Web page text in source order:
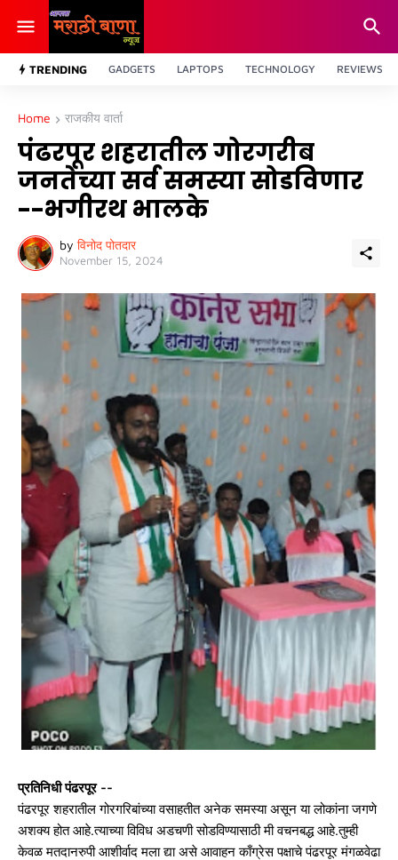
TRENDING GADGETS LAPTOPS TECHNOLOGY REVIEWS
Home राजकीय वार्ता
पंढरपूर शहरातील गोरगरीब
जनतेच्या सर्व समस्या सोडविणार
--भगीरथ भालके
by विनोद पोतदार
November 15, 2024
प्रतिनिधी पंढरपूर --
पंढरपूर शहरातील गोरगरिबांच्या वसाहतीत अनेक समस्या असून या लोकांना जगणे
अशक्य होत आहे.त्याच्या विविध अडचणी सोडविण्यासाठी मी वचनबद्ध आहे.तुम्ही
केवळ मतदानरुपी आशीर्वाद मला द्या असे आवाहन काँग्रेस पक्षाचे पंढरपूर मंगळवेढा